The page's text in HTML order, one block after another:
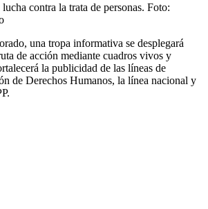
contra la trata de personas. Foto:
una tropa informativa se desplegará
de acción mediante cuadros vivos y
la publicidad de las líneas de
de Derechos Humanos, la línea nacional y